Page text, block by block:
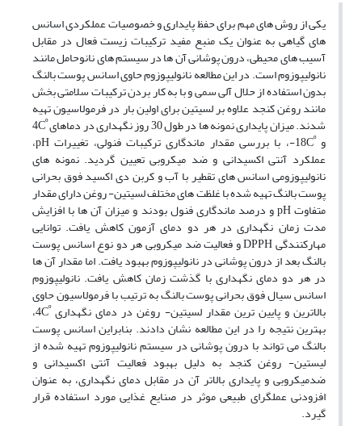
یکی از روش های مهم برای حفظ پایداری و خصوصیات عملکردی اسانس
های گیاهی به عنوان یک منبع مفید ترکیبات زیست فعال در مقابل
آسیب های محیطی، درون پوشانی آن ها در سیستم های نانوحامل مانند
نانولیپوزوم است. در این مطالعه نانولیپوزوم حاوی اسانس پوست بالنگ
بدون استفاده از حلال آلی سمی و با به کار بردن ترکیبات سلامتی بخش
مانند روغن کنجد علاوه بر لسیتین برای اولین بار در فرمولاسیون تهیه
شدند. میزان پایداری نمونه ها در طول 30 روز نگهداری در دماهای º
C
4
وº
C18-، با بررسی مقدار ماندگاری ترکیبات فنولی، تغییرات pH،
عملکرد آنتی اکسیدانی و ضد میکروبی تعیین گردید. نمونه های
نانولیپوزومی اسانس های تقطیر با آب و کربن دی اکسید فوق بحرانی
پوست بالنگ تهیه شده با غلظت های مختلف لسیتین- روغن دارای مقدار
متفاوتpHو درصد ماندگاری فنول بودند و میزان آن ها با افزایش
مدت زمان نگهداری در هر دو دمای آزمون کاهش یافت. توانایی
مهارکنندگیDPPHو فعالیت ضد میکروبی هر دو نوع اسانس پوست
بالنگ بعد از درون پوشانی در نانولیپوزوم بهبود یافت. اما مقدار آن ها
در هر دو دمای نگهداری با گذشت زمان کاهش یافت. نانولیپوزوم
اسانس سیال فوق بحرانی پوست بالنگ به ترتیب با فرمولاسیون حاوی
بالاترین و پایین ترین مقدار لسیتین- روغن در دمای نگهداریº
C4،
بهترین نتیجه را در این مطالعه نشان دادند. بنابراین اسانس پوست
بالنگ می تواند با درون پوشانی در سیستم نانولیپوزوم تهیه شده از
لیستین- روغن کنجد به دلیل بهبود فعالیت آنتی اکسیدانی و
ضدمیکروبی و پایداری بالاتر آن در مقابل دمای نگهداری، به عنوان
افزودنی عملگرای طبیعی موثر در صنایع غذایی مورد استفاده قرار
گیرد.